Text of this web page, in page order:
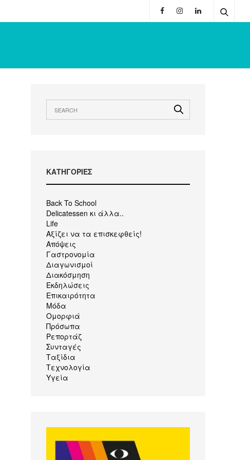
KΑΤΗΓΟΡΙΕΣ
Back To School
Delicatessen κι άλλα..
Life
Αξίζει να τα επισκεφθείς!
Απόψεις
Γαστρονομία
Διαγωνισμοί
Διακόσμηση
Εκδηλώσεις
Επικαιρότητα
Μόδα
Ομορφιά
Πρόσωπα
Ρεπορτάζ
Συνταγές
Ταξίδια
Τεχνολογία
Υγεία